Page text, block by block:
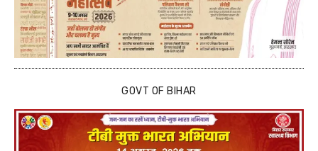
GOVT OF BIHAR